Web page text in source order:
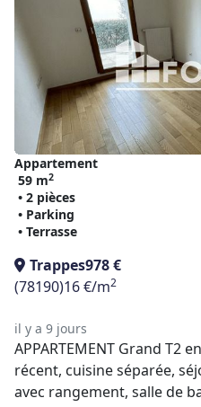
Appartement
59 m2
• 2 pièces
• Parking
• Terrasse
Trappes978 €
(78190)16 €/m2
il y a 9 jours
APPARTEMENT Grand T2
récent, cuisine séparée,
avec rangement, salle de